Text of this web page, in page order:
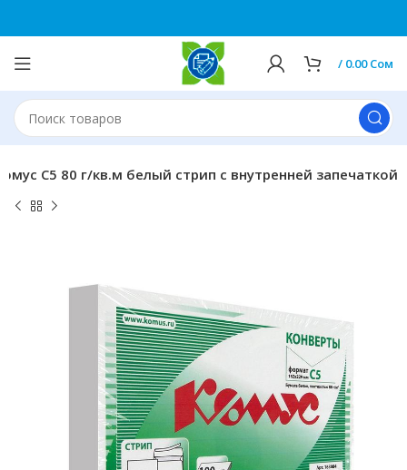
/ 0.00Сом
С5 80 г/кв.м белый стрип с внутренней запечаткой